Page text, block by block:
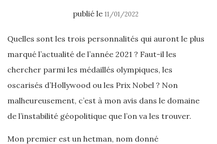
publié le 11/01/2022
Quelles sont les trois personnalités qui auront le plus
marqué l’actualité de l’année 2021 ? Faut-il les
chercher parmi les médaillés olympiques, les
oscarisés d’Hollywood ou les Prix Nobel ? Non
malheureusement, c’est à mon avis dans le domaine
de l’instabilité géopolitique que l’on va les trouver.
Mon premier est un hetman, nom donné